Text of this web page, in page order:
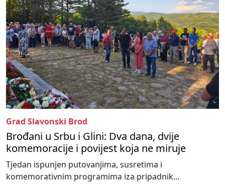
Grad Slavonski Brod
Brođani u Srbu i Glini: Dva dana, dvije
komemoracije i povijest koja ne miruje
Tjedan ispunjen putovanjima, susretima i
komemorativnim programima iza pripadnik...